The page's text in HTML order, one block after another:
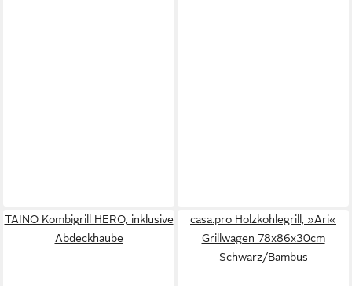
TAINO Kombigrill HERO, inklusive
Abdeckhaube
casa.pro Holzkohlegrill, »Ari«
Grillwagen 78x86x30cm
Schwarz/Bambus